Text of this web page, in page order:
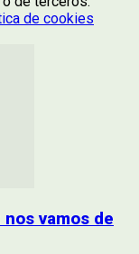
de cookies
vamos de